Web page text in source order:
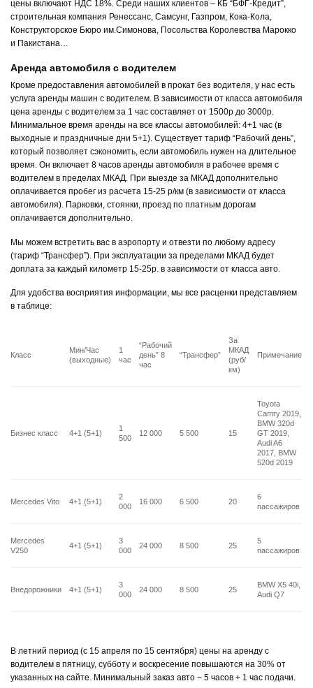
цены включают НДС 18%. Среди наших клиентов – КБ “БФГ-Кредит”,
строительная компания Ренессанс, Самсунг, Газпром, Кока-Кола,
Конструкторское Бюро им.Симонова, Посольства Королевства Марокко
и Пакистана…
Аренда автомобиля с водителем
Кроме предоставления автомобилей в прокат без водителя, у нас есть
услуга аренды машин с водителем. В зависимости от класса автомобиля
цена аренды с водителем за 1 час составляет от 1500р до 3000р.
Минимальное время аренды на все классы автомобилей: 4+1 час (в
выходные и праздничные дни 5+1). Существует тариф “Рабочий день”,
который позволяет сэкономить, если автомобиль нужен на длительное
время. Он включает 8 часов аренды автомобиля в рабочее время с
водителем в пределах МКАД. При выезде за МКАД дополнительно
оплачивается пробег из расчета 15-25 р/км (в зависимости от класса
автомобиля). Парковки, стоянки, проезд по платным дорогам
оплачивается дополнительно.
Мы можем встретить вас в аэропорту и отвезти по любому адресу
(тариф “Трансфер”). При эксплуатации за пределами МКАД будет
доплата за каждый километр 15-25р. в зависимости от класса авто.
Для удобства восприятия информации, мы все расценки представляем
в таблице:
Класс
Мин/Час
(выходные)
1
час
“Рабочий
день” 8
час
“Трансфер”
За
МКАД
(руб/
км)
Примечание
Бизнес класс 4+1 (5+1)
1
500
12 000 5 500 15
Toyota
Camry 2019,
BMW 320d
GT 2019,
Audi A6
2017, BMW
520d 2019
Mercedes Vito 4+1 (5+1)
2
000
16 000 6 500 20
6
пассажиров
Mercedes
V250
4+1 (5+1)
3
000
24 000 8 500 25
5
пассажиров
Внедорожники 4+1 (5+1)
3
000
24 000 8 500 25
BMW X5 40i,
Audi Q7
В летний период (с 15 апреля по 15 сентября) цены на аренду с
водителем в пятницу, субботу и воскресение повышаются на 30% от
указанных на сайте. Минимальный заказ авто − 5 часов + 1 час подачи.